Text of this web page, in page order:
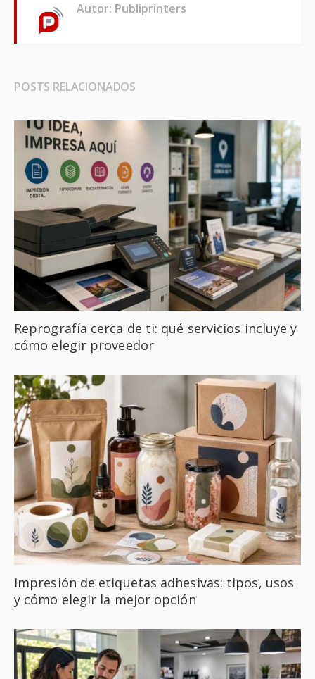
Autor: Publiprinters
POSTS RELACIONADOS
Reprografía cerca de ti: qué servicios incluye y
cómo elegir proveedor
Impresión de etiquetas adhesivas: tipos, usos
y cómo elegir la mejor opción